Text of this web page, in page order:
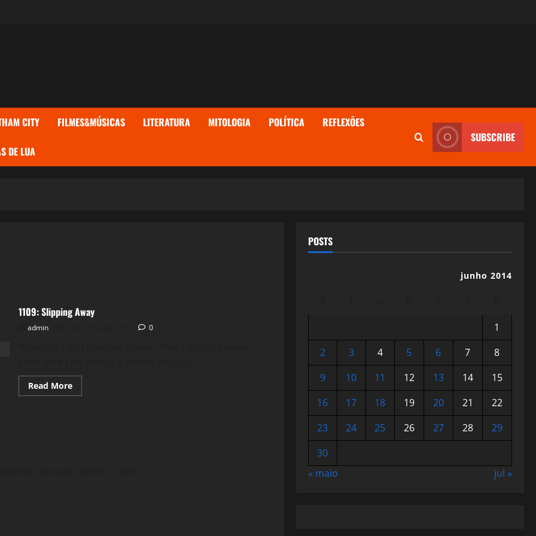
CITY FILMES&MÚSICAS LITERATURA MITOLOGIA POLÍTICA REFLEXÕES
DE LUA
SUBSCRIBE
1109: Slipping Away
admin 0
Read MoreRead
more
POSTS
junho 2014
1
2
3 4 5 6 7
8
9
10 11 12 13 14
15
16
17 18 19 20 21
22
23
24 25 26 27 28
29
30
« maio
jul »